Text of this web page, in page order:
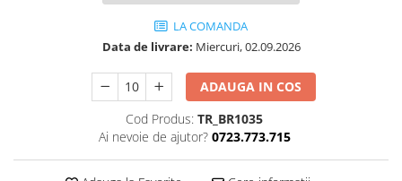
Ghivece de exterior
Stalpi camere video
Stalpi / bolarzi de delimitare
Cismea stradala / gradina
Tomberoane si Pubele de Gunoi
LA COMANDA
Data de livrare: Miercuri, 02.09.2026
ADAUGA IN COS
Cod Produs: TR_BR1035
Ai nevoie de ajutor? 0723.773.715